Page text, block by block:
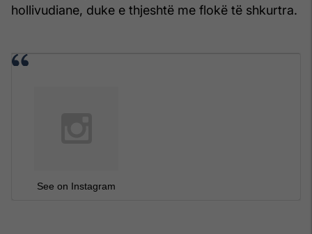
hollivudiane, duke e thjeshtë me flokë të shkurtra.
See on Instagram